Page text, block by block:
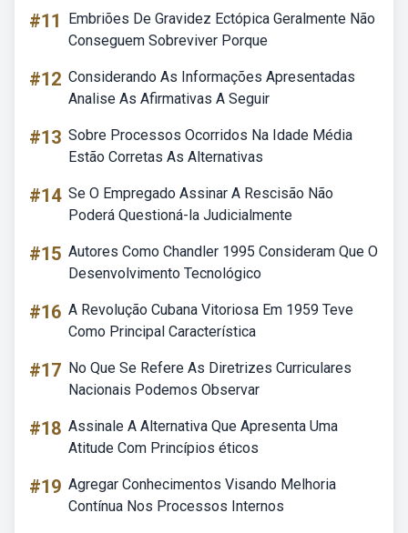
#11
Embriões De Gravidez Ectópica Geralmente Não
Conseguem Sobreviver Porque
#12 Considerando As Informações Apresentadas
Analise As Afirmativas A Seguir
#13 Sobre Processos Ocorridos Na Idade Média
Estão Corretas As Alternativas
#14 Se O Empregado Assinar A Rescisão Não
Poderá Questioná-la Judicialmente
#15 Autores Como Chandler 1995 Consideram Que O
Desenvolvimento Tecnológico
#16 A Revolução Cubana Vitoriosa Em 1959 Teve
Como Principal Característica
#17 No Que Se Refere As Diretrizes Curriculares
Nacionais Podemos Observar
#18 Assinale A Alternativa Que Apresenta Uma
Atitude Com Princípios éticos
#19 Agregar Conhecimentos Visando Melhoria
Contínua Nos Processos Internos